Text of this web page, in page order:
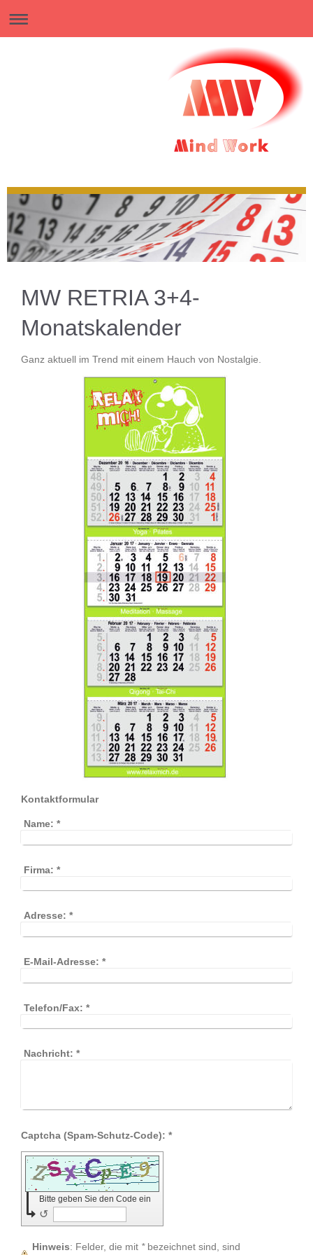
MW RETRIA 3+4-
Monatskalender
Ganz aktuell im Trend mit einem Hauch von Nostalgie.
Kontaktformular
Name: *
Firma: *
Adresse: *
E-Mail-Adresse: *
Telefon/Fax: *
Nachricht: *
Captcha (Spam-Schutz-Code): *
Bitte geben Sie den Code ein
↺
Hinweis : Felder, die mit *bezeichnet sind, sind